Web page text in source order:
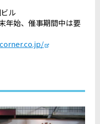
ル
年始、催事期間中は要